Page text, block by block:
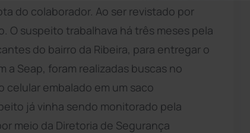
do colaborador. Ao ser revistado por
O suspeito trabalhava há três meses pela
do bairro da Ribeira, para entregar o
Seap, foram realizadas buscas no
embalado em um saco
já vinha sendo monitorado pela
meio da Diretoria de Segurança